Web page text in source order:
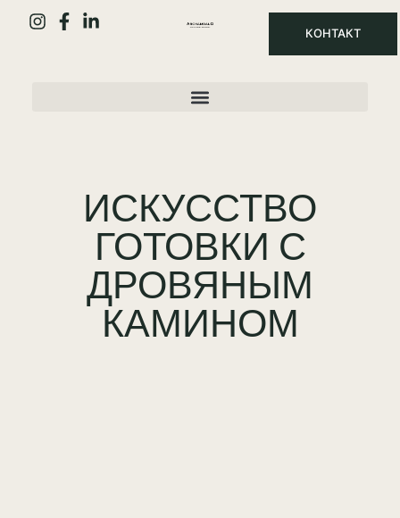
КОНТАКТ
ИСКУССТВО
ГОТОВКИ С
ДРОВЯНЫМ
КАМИНОМ